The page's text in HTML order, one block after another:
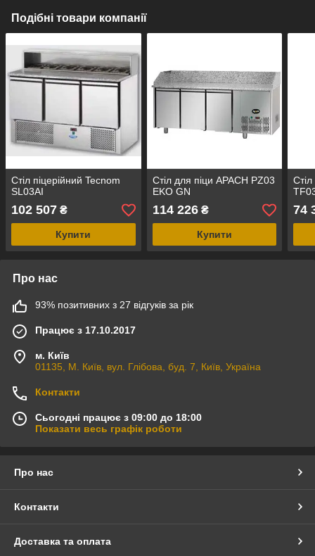
Подібні товари компанії
Стіл піцерійний Tecnom
SL03AI
102 507 ₴
Купити
Стіл для піци APACH PZ03
EKO GN
114 226₴
Купити
74
Про нас
93% позитивних з 27 відгуків за рік
Працює з 17.10.2017
м. Київ
01135, М. Київ, вул. Глібова, буд. 7, Київ, Україна
Контакти
Сьогодні працює з 09:00 до 18:00
Показати весь графік роботи
Про нас
Контакти
Доставка та оплата